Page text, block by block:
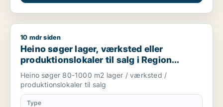
Heino søger lager, værksted eller produktionslokaler til salg
10 mdr siden
Heino søger lager, værksted eller
produktionslokaler til salg i Region
Sjælland
Heino søger 80-1000 m2 lager / værksted /
produktionslokaler til salg
Type